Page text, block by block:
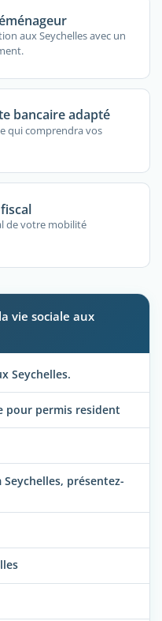
aux Seychelles avec un
bancaire adapté
qui comprendra vos
de votre mobilité
vie sociale aux
Seychelles.
pour permis resident
présentez-